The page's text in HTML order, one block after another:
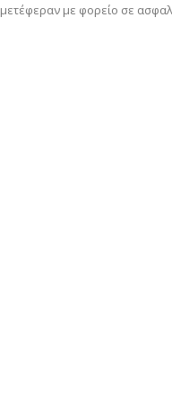
μετέφεραν με φορείο σε